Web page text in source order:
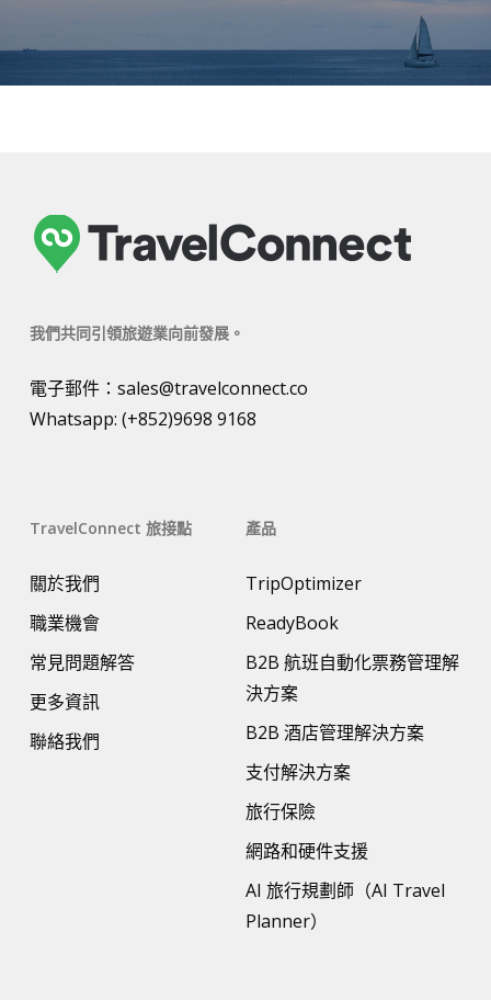
我們共同引領旅遊業向前發展。
電子郵件： sales@travelconnect.co
Whatsapp: (+852)9698 9168
TravelConnect 旅接點
關於我們
職業機會
常見問題解答
更多資訊
聯絡我們
產品
TripOptimizer
ReadyBook
B2B 航班自動化票務管理解
決方案
B2B 酒店管理解決方案
支付解決方案
旅行保險
網路和硬件支援
AI 旅行規劃師（AI Travel
Planner）